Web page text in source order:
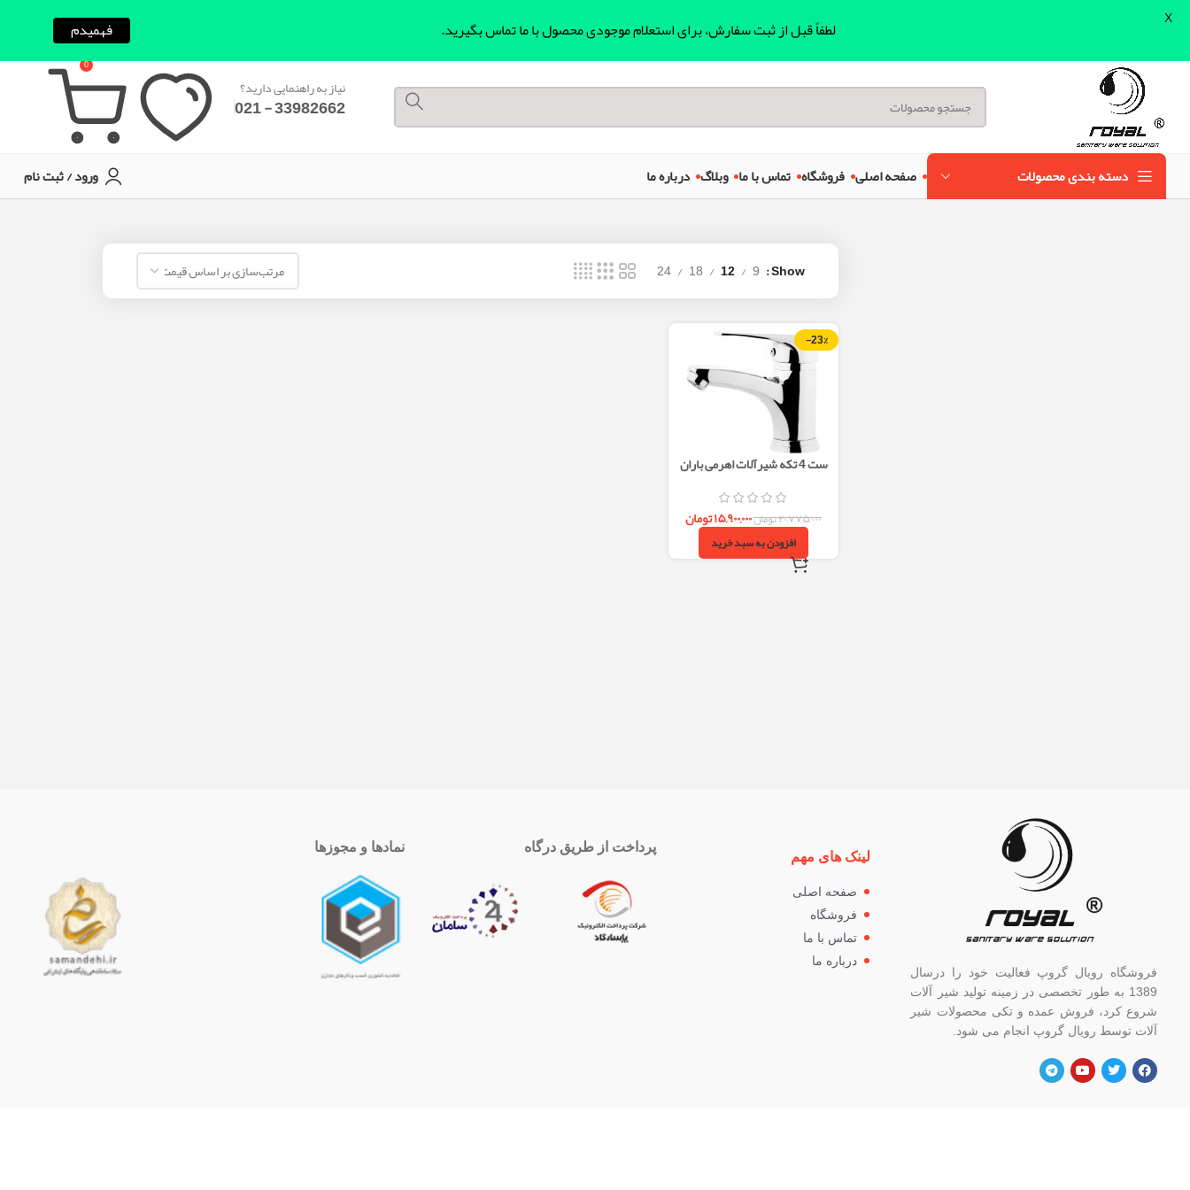
نیاز به راهنمایی دارید؟
33982662 - 021
0
دسته بندی محصولات صفحه اصلی فروشگاه تماس با ما وبلاگ درباره ما ورود / ثبت نام
Show
9
12
18
24
-23%
ست 4 تکه شیرآلات اهرمی باران
۲۰,۷۷۵,۰۰۰تومان۱۵,۹۰۰,۰۰۰تومان
افزودن به سبد خرید
فروشگاه رویال گروپ فعالیت خود را درسال
1389 به طور تخصصی در زمینه تولید شیر آلات
شروع کرد، فروش عمده و تکی محصولات شیر
آلات توسط رویال گروپ انجام می شود.
لینک های مهم
صفحه اصلی
فروشگاه
تماس با ما
درباره ما
پرداخت از طریق درگاه نمادها و مجوزها
لطفاً قبل از ثبت سفارش، برای استعلام موجودی محصول با ما تماس بگیرید. فهمیدم X